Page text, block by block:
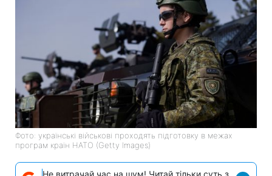
Фото: українські військові проходять підготовку в межах
програм країн НАТО (Getty Images)
Не витрачай час на шум! Читай тільки суть з